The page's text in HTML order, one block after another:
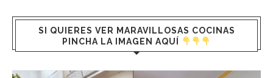
SI QUIERES VER MARAVILLOSAS COCINAS
PINCHA LA IMAGEN AQUÍ